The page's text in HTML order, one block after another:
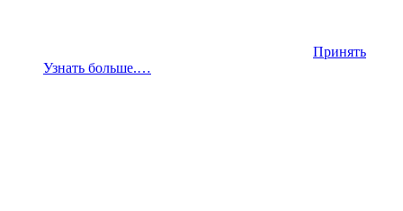
Принять
Узнать больше.…